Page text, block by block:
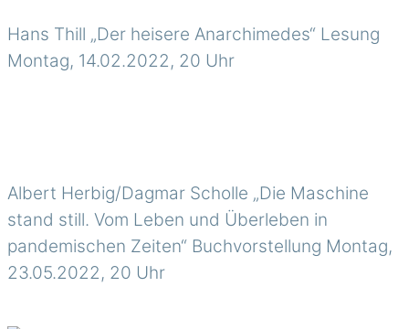
Hans Thill „Der heisere Anarchimedes“ Lesung
Montag, 14.02.2022, 20 Uhr
Albert Herbig/Dagmar Scholle „Die Maschine
stand still. Vom Leben und Überleben in
pandemischen Zeiten“ Buchvorstellung Montag,
23.05.2022, 20 Uhr